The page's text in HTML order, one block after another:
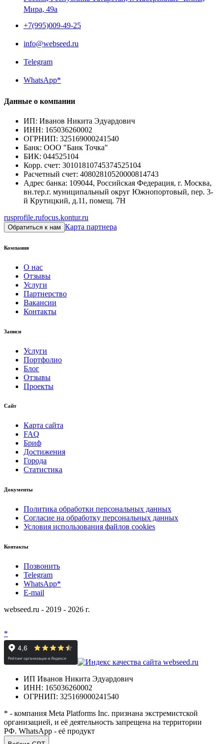
Мира, 49a
+7(995)009-49-25
info@webseed.ru
Telegram
WhatsApp*
Данные о компании
ИП: Иванов Никита Эдуардович
ИНН: 165036260002
ОГРНИП: 325169000241540
Банк: ООО "Банк Точка"
БИК: 044525104
Корр. счет: 30101810745374525104
Расчетный счет: 40802810520000814743
Адрес банка: 109044, Российская Федерация, г. Москва,
вн.тер.г. муниципальный округ Южнопортовый, пер. 3-
й Крутицкий, д.11, помещ. 7Н
rusprofile.rufocus.kontur.ru
Обратиться к нам Карта партнера
Компания
О нас
Отзывы
Услуги
Партнерство
Вакансии
Контакты
Записи
Услуги
Портфолио
Блог
Отзывы
Проекты
Сайт
Карта сайта
FAQ
Бриф
Достижения
Города
Статистика
Документы
Политика обработки персональных данных
Согласие на обработку персональных данных
Условия использования файлов cookies
Контакты
Позвонить
Telegram
WhatsApp*
E-mail
webseed.ru - 2019 - 2026 г.
*
ИП Иванов Никита Эдуардович
ИНН: 165036260002
ОГРНИП: 325169000241540
* - компания Meta Platforms Inc. признана экстремистской
организацией, и её деятельность запрещена на территории
РФ. WhatsApp - её продукт